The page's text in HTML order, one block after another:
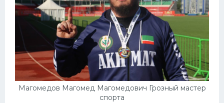
Магомедов Магомед Магомедович Грозный мастер
спорта